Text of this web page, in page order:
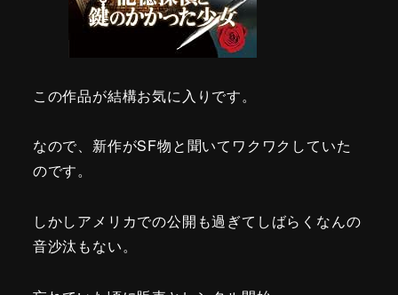
この作品が結構お気に入りです。
なので、新作がSF物と聞いてワクワクしていた
のです。
しかしアメリカでの公開も過ぎてしばらくなんの
音沙汰もない。